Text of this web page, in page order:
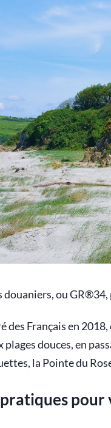
douaniers, ou
des Français en
plages douces, en
la Pointe du